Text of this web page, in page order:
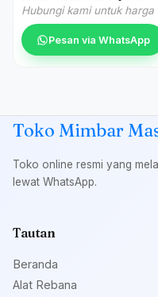
Hubungi kami untuk harga
Pesan via WhatsApp
Toko Mimbar
Toko online resmi yang
lewat WhatsApp.
Tautan
Beranda
Alat Rebana